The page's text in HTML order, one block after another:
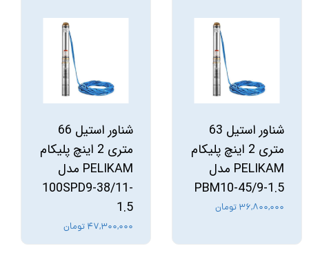
شناور استیل 63
متری 2 اینچ پلیکام
PELIKAM مدل
PBM10-45/9-1.5
۳۶,۸۰۰,۰۰۰ تومان
شناور استیل 66
متری 2 اینچ پلیکام
PELIKAM مدل
100SPD9-38/11-
1.5
۴۷,۳۰۰,۰۰۰ تومان